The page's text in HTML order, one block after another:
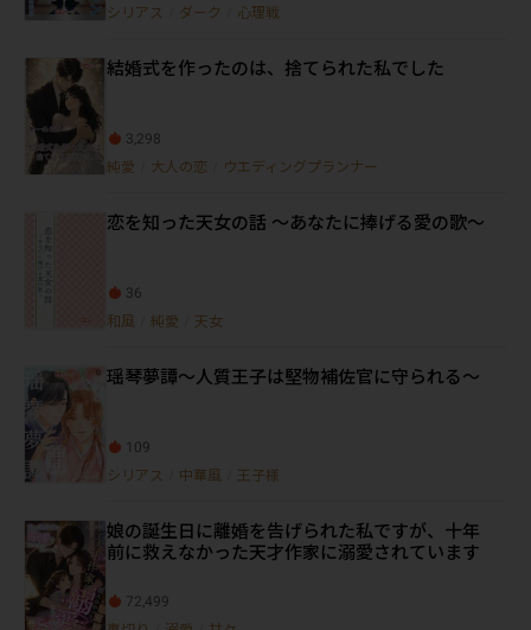
シリアス ダーク 心理戦
結婚式を作ったのは、捨てられた私でした
3,298
純愛 大人の恋 ウエディングプランナー
恋を知った天女の話 ～あなたに捧げる愛の歌～
36
和風 純愛 天女
瑶琴夢譚～人質王子は堅物補佐官に守られる～
109
シリアス 中華風 王子様
娘の誕生日に離婚を告げられた私ですが、十年
前に救えなかった天才作家に溺愛されています
72,499